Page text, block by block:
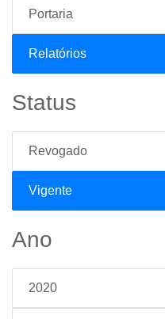
Portaria
Relatórios
Status
Revogado
Vigente
Ano
2020